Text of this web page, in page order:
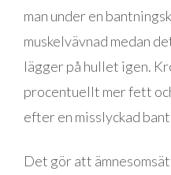
man under en
muskelvävnad medan
lägger på hullet igen.
procentuellt mer fett
efter en misslyckad
Det gör att